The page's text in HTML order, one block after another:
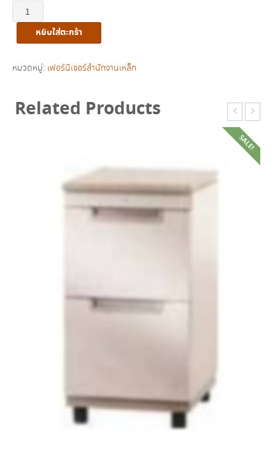
จำนวน
ตู้
บาน
กระจก-
โล่ง
หยิบใส่ตะกร้า
หมวดหมู่: เฟอร์นิเจอร์สำนักงานเหล็ก
Related Products
SALE!